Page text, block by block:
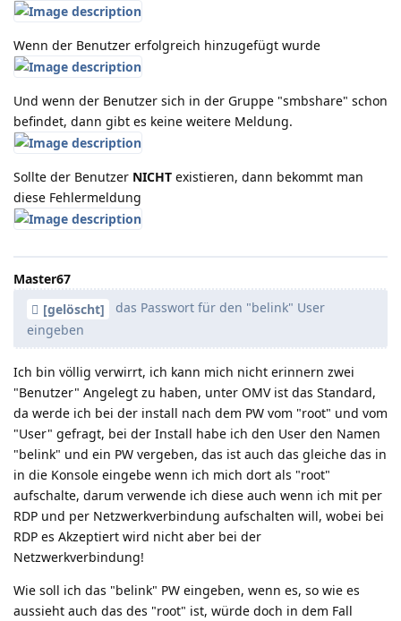
Wenn der Benutzer erfolgreich hinzugefügt wurde
Und wenn der Benutzer sich in der Gruppe "smbshare" schon
befindet, dann gibt es keine weitere Meldung.
Sollte der Benutzer NICHT existieren, dann bekommt man
diese Fehlermeldung
Master67
[gelöscht]
das Passwort für den "belink" User
eingeben
Ich bin völlig verwirrt, ich kann mich nicht erinnern zwei
"Benutzer" Angelegt zu haben, unter OMV ist das Standard,
da werde ich bei der install nach dem PW vom "root" und vom
"User" gefragt, bei der Install habe ich den User den Namen
"belink" und ein PW vergeben, das ist auch das gleiche das in
in die Konsole eingebe wenn ich mich dort als "root"
aufschalte, darum verwende ich diese auch wenn ich mit per
RDP und per Netzwerkverbindung aufschalten will, wobei bei
RDP es Akzeptiert wird nicht aber bei der
Netzwerkverbindung!
Wie soll ich das "belink" PW eingeben, wenn es, so wie es
aussieht auch das des "root" ist, würde doch in dem Fall